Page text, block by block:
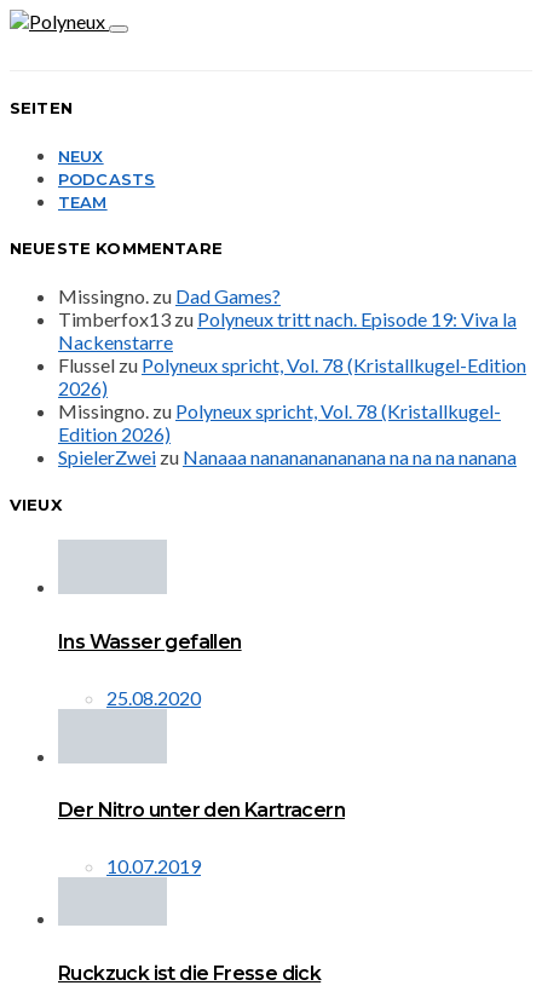
SEITEN
NEUX
PODCASTS
TEAM
NEUESTE KOMMENTARE
Missingno. zu Dad Games?
Timberfox13 zu Polyneux tritt nach. Episode 19: Viva la
Nackenstarre
Flussel zu Polyneux spricht, Vol. 78 (Kristallkugel-Edition
2026)
Missingno. zu Polyneux spricht, Vol. 78 (Kristallkugel-
Edition 2026)
SpielerZwei zu Nanaaa nanananananana na na na nanana
VIEUX
Ins Wasser gefallen
25.08.2020
Der Nitro unter den Kartracern
10.07.2019
Ruckzuck ist die Fresse dick